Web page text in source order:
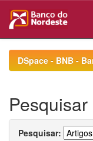
navigationDSpace - BNB -
Pesquisar
Pesquisar: